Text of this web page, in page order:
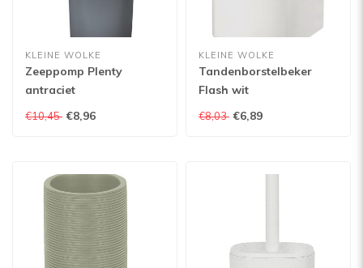
KLEINE WOLKE
Zeeppomp Plenty
antraciet
€10,45 €8,96
KLEINE WOLKE
Tandenborstelbeker
Flash wit
€8,03 €6,89